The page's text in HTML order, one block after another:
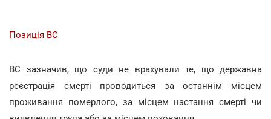
Позиція ВС
ВС зазначив, що суди не врахували те, що державна
реєстрація смерті проводиться за останнім місцем
проживання померлого, за місцем настання смерті чи